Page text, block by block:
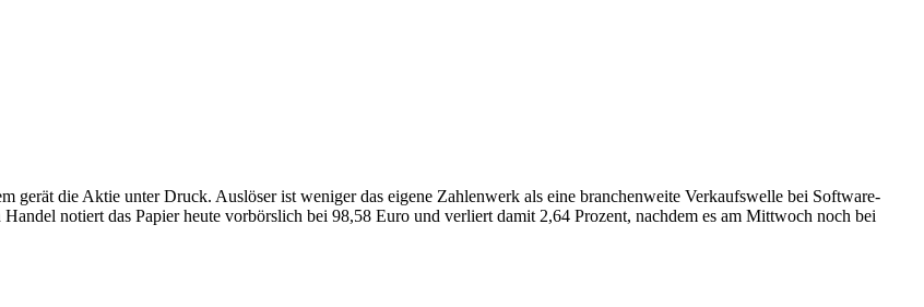
gerät die Aktie unter Druck. Auslöser ist weniger das eigene Zahlenwerk als eine branchenweite Verkaufswelle bei Software-
notiert das Papier heute vorbörslich bei 98,58 Euro und verliert damit 2,64 Prozent, nachdem es am Mittwoch noch bei